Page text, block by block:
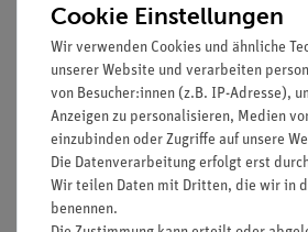
Funktion und
Glasröhrchen am unteren Ende mit
das zum Schutz mit einem Glasrahmen
Cookie Einstellungen
Wir verwenden Cookies und ähnliche
unserer Website und verarbeiten
von Besucher:innen (z.B. IP-Adresse),
Anzeigen zu personalisieren, Medien
einzubinden oder Zugriffe auf unsere
Die Datenverarbeitung erfolgt erst
Wir teilen Daten mit Dritten, die wir in
benennen.